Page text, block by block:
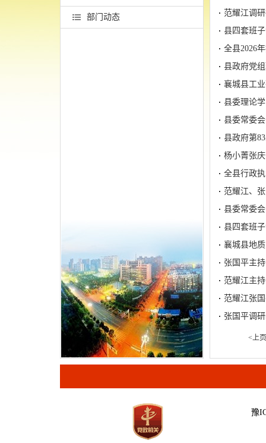
部门动态
范耀江调
县四套班
县政府党
襄城县工
县委理论
县委常委
县政府第
杨小菁张
全县行政
范耀江、
县委常委
县四套班
襄城县地
张国平主
范耀江主
范耀江张
张国平调
<上页
豫